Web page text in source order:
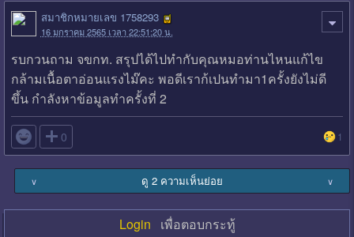
สมาชิกหมายเลข 1758293
16 มกราคม 2565 เวลา 22:51:20 น.
รบกวนถาม จขกท. สรุปได้ไปทำกับคุณหมอท่านไหนแก้ไข
กล้ามเนื้อตาอ่อนแรงไม๊คะ พอดีเราก้เปนทำมา1ครั้งยังไม่ดี
ขึ้น กำลังหาข้อมูลทำครั้งที่ 2
 0 1
∨ ดู 2 ความเห็นย่อย ∨
Login เพื่อตอบกระทู้